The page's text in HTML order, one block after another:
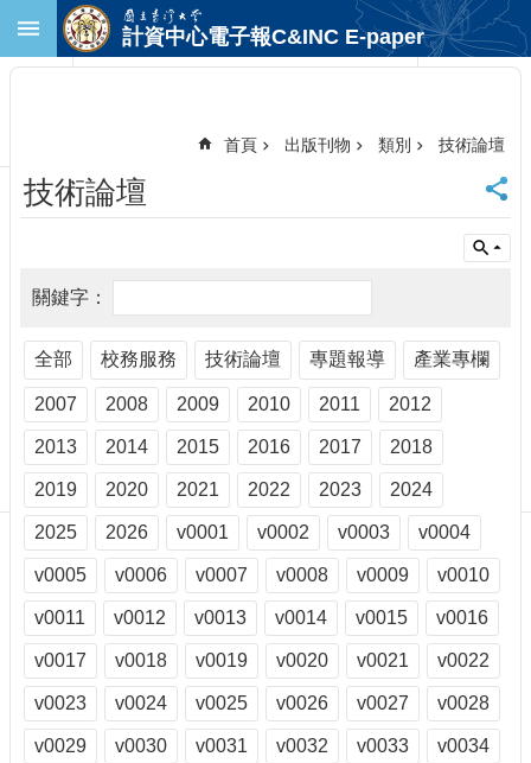
跳到主要內容區塊
首
頁
首
計
中
首
頁
聯
絡
資
訊
訂
閱/
取
消
網
站
導
覽
計資中心電子報C&INC E-paper
首頁 出版刊物 類別 技術論壇
技術論壇
全部 校務服務 技術論壇 專題報導 產業專欄
2007 2008 2009 2010 2011 2012
2013 2014 2015 2016 2017 2018
2019 2020 2021 2022 2023 2024
2025 2026 v0001 v0002 v0003 v0004
v0005 v0006 v0007 v0008 v0009 v0010
v0011 v0012 v0013 v0014 v0015 v0016
v0017 v0018 v0019 v0020 v0021 v0022
v0023 v0024 v0025 v0026 v0027 v0028
v0029 v0030 v0031 v0032 v0033 v0034